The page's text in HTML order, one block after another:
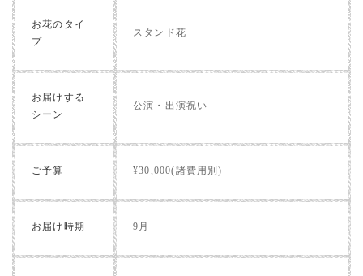
お花のタイ
プ
スタンド花
お届けする
シーン
公演・出演祝い
ご予算 ¥30,000(諸費用別)
お届け時期 9月